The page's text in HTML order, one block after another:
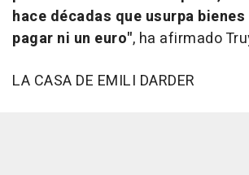
hace décadas que usurpa
pagar ni un euro", ha afirmado
LA CASA DE EMILI DARDER